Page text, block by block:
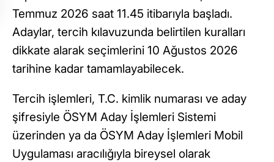
Temmuz 2026 saat 11.45 itibarıyla başladı.
Adaylar, tercih kılavuzunda belirtilen kuralları
dikkate alarak seçimlerini 10 Ağustos 2026
tarihine kadar tamamlayabilecek.
Tercih işlemleri, T.C. kimlik numarası ve aday
şifresiyle ÖSYM Aday İşlemleri Sistemi
üzerinden ya da ÖSYM Aday İşlemleri Mobil
Uygulaması aracılığıyla bireysel olarak